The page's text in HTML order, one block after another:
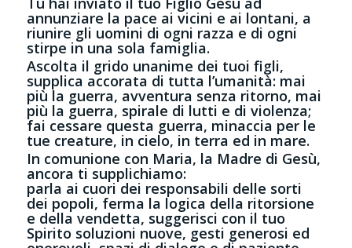
annunziare la pace ai vicini e ai lontani, a
riunire gli uomini di ogni razza e di ogni
stirpe in una sola famiglia.
Ascolta il grido unanime dei tuoi figli,
supplica accorata di tutta l’umanità: mai
più la guerra, avventura senza ritorno, mai
più la guerra, spirale di lutti e di violenza;
fai cessare questa guerra, minaccia per le
tue creature, in cielo, in terra ed in mare.
In comunione con Maria, la Madre di Gesù,
ancora ti supplichiamo:
parla ai cuori dei responsabili delle sorti
dei popoli, ferma la logica della ritorsione
e della vendetta, suggerisci con il tuo
Spirito soluzioni nuove, gesti generosi ed